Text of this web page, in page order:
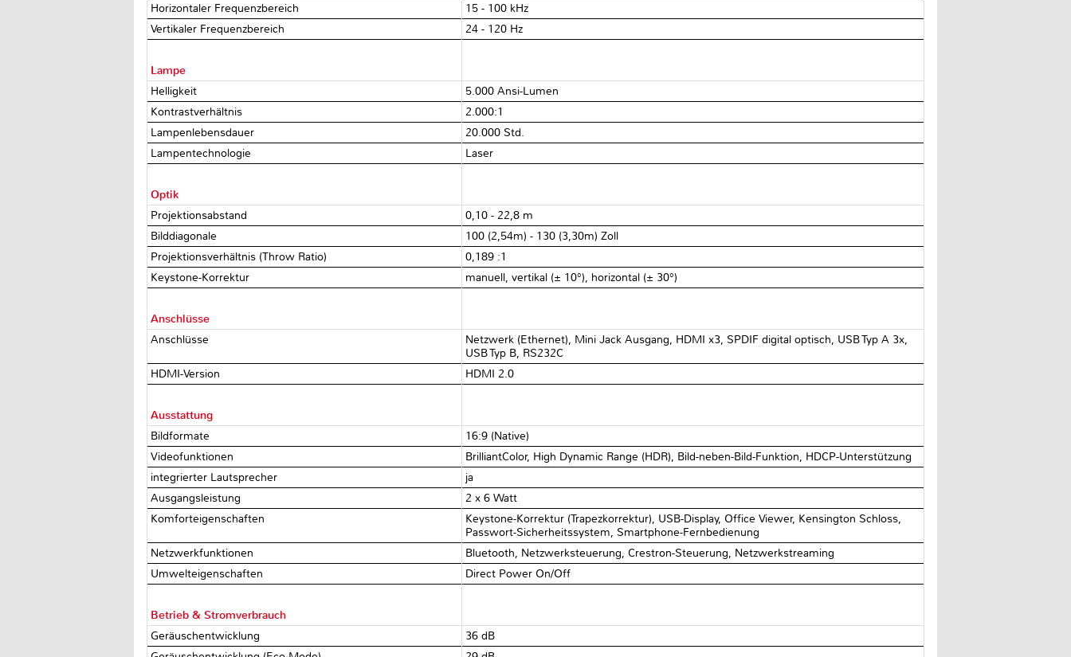
Horizontaler Frequenzbereich
15 - 100 kHz
Vertikaler Frequenzbereich
24 - 120 Hz
Lampe
Helligkeit
5.000 Ansi-Lumen
Kontrastverhältnis
2.000:1
Lampenlebensdauer
20.000 Std.
Lampentechnologie
Laser
Optik
Projektionsabstand
0,10 - 22,8 m
Bilddiagonale
100 (2,54m) - 130 (3,30m) Zoll
Projektionsverhältnis (Throw Ratio)
0,189 :1
Keystone-Korrektur
manuell, vertikal (± 10°), horizontal (± 30°)
Anschlüsse
Anschlüsse
Netzwerk (Ethernet), Mini Jack Ausgang, HDMI x3, SPDIF digital optisch, USB Typ A 3x,
USB Typ B, RS232C
HDMI-Version
HDMI 2.0
Ausstattung
Bildformate
16:9 (Native)
Videofunktionen
BrilliantColor, High Dynamic Range (HDR), Bild-neben-Bild-Funktion, HDCP-Unterstützung
integrierter Lautsprecher
ja
Ausgangsleistung
2 x 6 Watt
Komforteigenschaften
Keystone-Korrektur (Trapezkorrektur), USB-Display, Office Viewer, Kensington Schloss,
Passwort-Sicherheitssystem, Smartphone-Fernbedienung
Netzwerkfunktionen
Bluetooth, Netzwerksteuerung, Crestron-Steuerung, Netzwerkstreaming
Umwelteigenschaften
Direct Power On/Off
Betrieb & Stromverbrauch
Geräuschentwicklung
36 dB